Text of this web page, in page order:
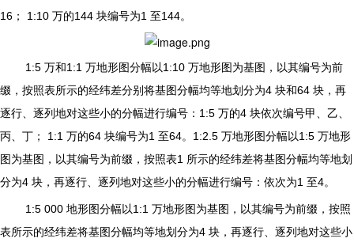
16； 1:10 万的144 块编号为1 至144。
1:5 万和1:1 万地形图分幅以1:10 万地形图为基图，以其编号为前
缀，按照表所示的经纬差分别将基图分幅均等地划分为4 块和64 块，再
逐行、逐列地对这些小的分幅进行编号：1:5 万的4 块依次编号甲、乙、
丙、丁； 1:1 万的64 块编号为1 至64。1:2.5 万地形图分幅以1:5 万地形
图为基图，以其编号为前缀，按照表1 所示的经纬差将基图分幅均等地划
分为4 块，再逐行、逐列地对这些小的分幅进行编号：依次为1 至4。
1:5 000 地形图分幅以1:1 万地形图为基图，以其编号为前缀，按照
表所示的经纬差将基图分幅均等地划分为4 块，再逐行、逐列地对这些小